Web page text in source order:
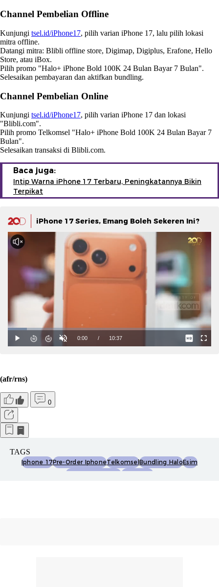
Channel Pembelian Offline
Kunjungi tsel.id/iPhone17, pilih varian iPhone 17, lalu pilih lokasi
mitra offline.
Datangi mitra: Blibli offline store, Digimap, Digiplus, Erafone, Hello
Store, atau iBox.
Pilih promo "Halo+ iPhone Bold 100K 24 Bulan Bayar 7 Bulan".
Selesaikan pembayaran dan aktifkan bundling.
Channel Pembelian Online
Kunjungi tsel.id/iPhone17, pilih varian iPhone 17 dan lokasi
"Blibli.com".
Pilih promo Telkomsel "Halo+ iPhone Bold 100K 24 Bulan Bayar 7
Bulan".
Selesaikan transaksi di Blibli.com.
Baca juga:
Intip Warna iPhone 17 Terbaru, Peningkatannya Bikin
Terpikat
iPhone 17 Series, Emang Boleh Sekeren Ini?
(afr/rns)
0
TAGS
Iphone 17Pre-Order IphoneTelkomselBundling HaloEsim